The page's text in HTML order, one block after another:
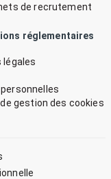
de recrutement
réglementaires
légales
gestion des cookies